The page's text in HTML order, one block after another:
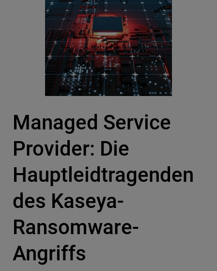
Managed Service
Provider: Die
Hauptleidtragenden
des Kaseya-
Ransomware-
Angriffs